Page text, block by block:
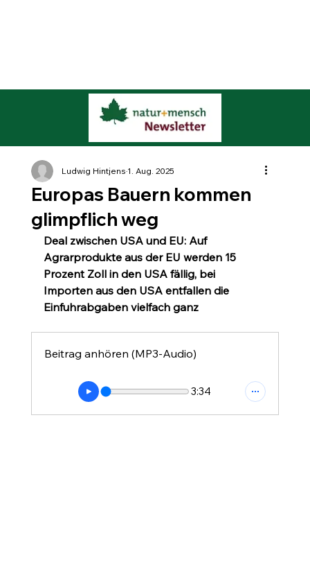
Europas Bauern kommen
glimpflich weg
Ludwig Hintjens1. Aug. 2025
Deal zwischen USA und EU: Auf
Agrarprodukte aus der EU werden 15
Prozent Zoll in den USA fällig, bei
Importen aus den USA entfallen die
Einfuhrabgaben vielfach ganz
Beitrag anhören (MP3-Audio)
3:34